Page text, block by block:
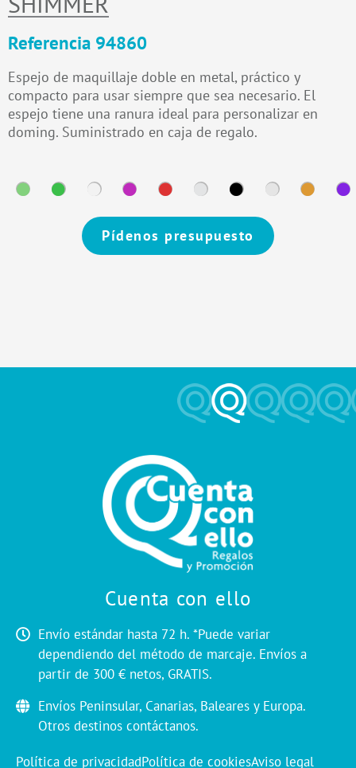
Referencia 94860
Espejo de maquillaje doble en metal, práctico y
compacto para usar siempre que sea necesario. El
espejo tiene una ranura ideal para personalizar en
doming. Suministrado en caja de regalo.
Pídenos presupuesto
Cuenta con ello
Envío estándar hasta 72 h. *Puede variar
dependiendo del método de marcaje. Envíos a
partir de 300 € netos, GRATIS.
Envíos Peninsular, Canarias, Baleares y Europa.
Otros destinos contáctanos.
Política de privacidadPolítica de cookiesAviso legal